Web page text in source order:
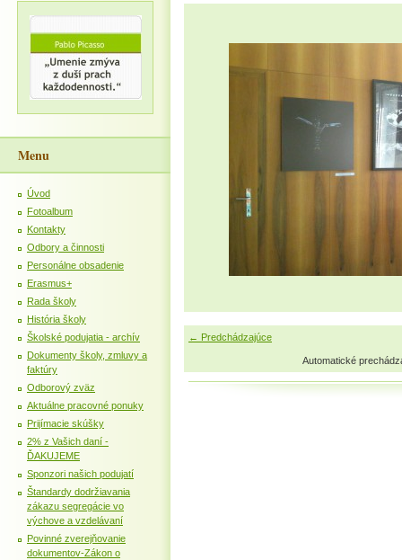
← Predchádzajúce
Automatické
Menu
Úvod
Fotoalbum
Kontakty
Odbory a činnosti
Personálne obsadenie
Erasmus+
Rada školy
História školy
Školské podujatia - archív
Dokumenty školy, zmluvy a
faktúry
Odborový zväz
Aktuálne pracovné ponuky
Prijímacie skúšky
2% z Vašich daní -
ĎAKUJEME
Sponzori našich podujatí
Štandardy dodržiavania
zákazu segregácie vo
výchove a vzdelávaní
Povinné zverejňovanie
dokumentov-Zákon o